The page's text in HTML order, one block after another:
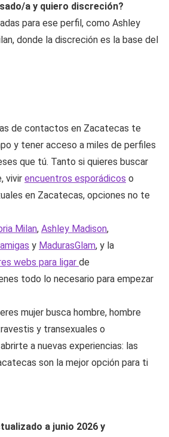
a y quiero discreción?
para ese perfil, como Ashley
donde la discreción es la base del
de contactos en Zacatecas te
y tener acceso a miles de perfiles
que tú. Tanto si quieres buscar
vivir encuentros esporádicos o
en Zacatecas, opciones no te
Milan, Ashley Madison,
y MadurasGlam, y la
webs para ligar de
todo lo necesario para empezar
mujer busca hombre, hombre
y transexuales o
a nuevas experiencias: las
son la mejor opción para ti
a junio 2026 y